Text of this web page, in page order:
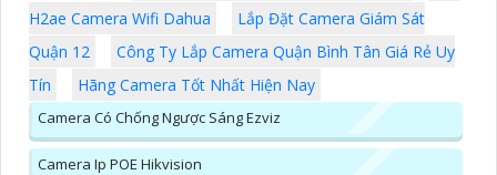
H2ae Camera Wifi Dahua
Lắp Đặt Camera Giám Sát
Quận 12
Công Ty Lắp Camera Quận Bình Tân Giá Rẻ Uy
Tín
Hãng Camera Tốt Nhất Hiện Nay
Camera Có Chống Ngược Sáng Ezviz
Camera Ip POE Hikvision